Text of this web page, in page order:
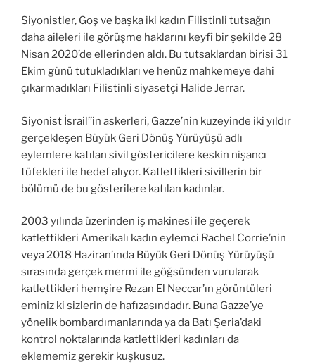
Siyonistler, Goş ve başka iki kadın Filistinli tutsağın
daha aileleri ile görüşme haklarını keyfî bir şekilde 28
Nisan 2020’de ellerinden aldı. Bu tutsaklardan birisi 31
Ekim günü tutukladıkları ve henüz mahkemeye dahi
çıkarmadıkları Filistinli siyasetçi Halide Jerrar.
Siyonist İsrail’’in askerleri, Gazze’nin kuzeyinde iki yıldır
gerçekleşen Büyük Geri Dönüş Yürüyüşü adlı
eylemlere katılan sivil göstericilere keskin nişancı
tüfekleri ile hedef alıyor. Katlettikleri sivillerin bir
bölümü de bu gösterilere katılan kadınlar.
2003 yılında üzerinden iş makinesi ile geçerek
katlettikleri Amerikalı kadın eylemci Rachel Corrie’nin
veya 2018 Haziran’ında Büyük Geri Dönüş Yürüyüşü
sırasında gerçek mermi ile göğsünden vurularak
katlettikleri hemşire Rezan El Neccar’ın görüntüleri
eminiz ki sizlerin de hafızasındadır. Buna Gazze’ye
yönelik bombardımanlarında ya da Batı Şeria’daki
kontrol noktalarında katlettikleri kadınları da
eklememiz gerekir kuşkusuz.